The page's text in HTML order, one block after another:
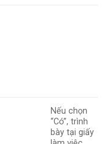
Nếu chọn
“Có”, trình
bày tại giấy